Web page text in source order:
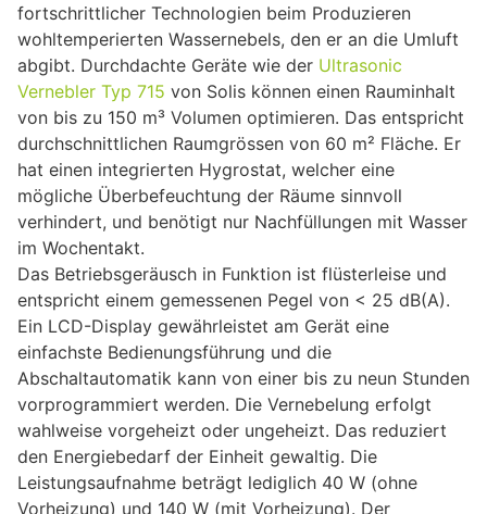
fortschrittlicher Technologien beim Produzieren
wohltemperierten Wassernebels, den er an die Umluft
abgibt. Durchdachte Geräte wie der Ultrasonic
Vernebler Typ 715 von Solis können einen Rauminhalt
von bis zu 150 m³ Volumen optimieren. Das entspricht
durchschnittlichen Raumgrössen von 60 m² Fläche. Er
hat einen integrierten Hygrostat, welcher eine
mögliche Überbefeuchtung der Räume sinnvoll
verhindert, und benötigt nur Nachfüllungen mit Wasser
im Wochentakt.
Das Betriebsgeräusch in Funktion ist flüsterleise und
entspricht einem gemessenen Pegel von < 25 dB(A).
Ein LCD-Display gewährleistet am Gerät eine
einfachste Bedienungsführung und die
Abschaltautomatik kann von einer bis zu neun Stunden
vorprogrammiert werden. Die Vernebelung erfolgt
wahlweise vorgeheizt oder ungeheizt. Das reduziert
den Energiebedarf der Einheit gewaltig. Die
Leistungsaufnahme beträgt lediglich 40 W (ohne
Vorheizung) und 140 W (mit Vorheizung). Der